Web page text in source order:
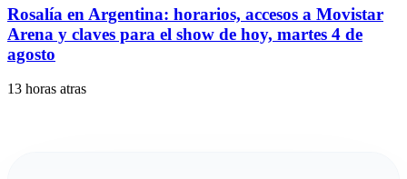
Rosalía en Argentina: horarios, accesos a Movistar
Arena y claves para el show de hoy, martes 4 de
agosto
13 horas atras